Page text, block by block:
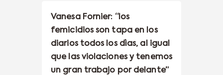
Vanesa Fornier: “los
femicidios son tapa en los
diarios todos los dìas, al igual
que las violaciones y tenemos
un gran trabajo por delante”